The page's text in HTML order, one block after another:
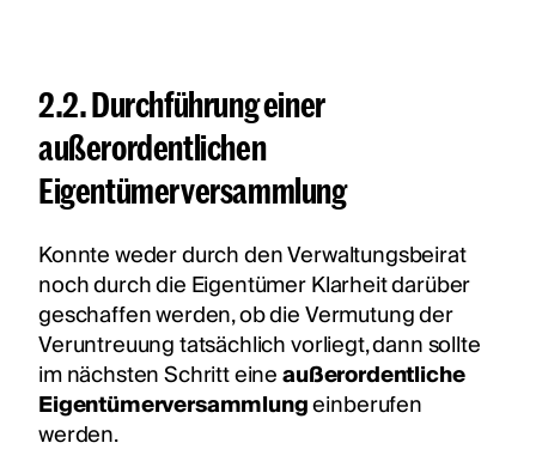
2.2. Durchführung einer
außerordentlichen
Eigentümerversammlung
Konnte weder durch den Verwaltungsbeirat
noch durch die Eigentümer Klarheit darüber
geschaffen werden, ob die Vermutung der
Veruntreuung tatsächlich vorliegt, dann sollte
im nächsten Schritt eineaußerordentliche
Eigentümerversammlungeinberufen
werden.